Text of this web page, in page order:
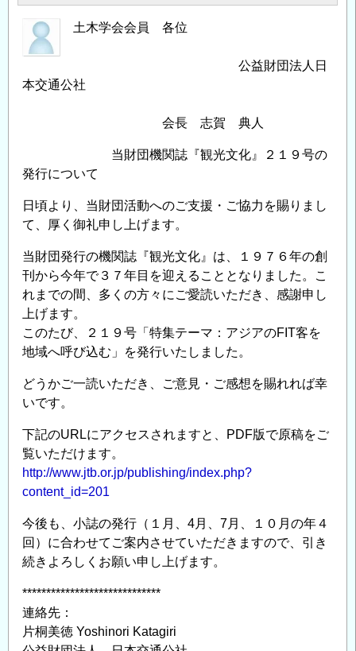
ム
を
し
土木学会会員 各位
公益財団法人日
本交通公社
会長 志賀 典人
当財団機関誌『観光文化』２１９号の
発行について
日頃より、当財団活動へのご支援・ご協力を賜りまし
て、厚く御礼申し上げます。
当財団発行の機関誌『観光文化』は、１９７６年の創
刊から今年で３７年目を迎えることとなりました。こ
れまでの間、多くの方々にご愛読いただき、感謝申し
上げます。
このたび、２１９号「特集テーマ：アジアのFIT客を
地域へ呼び込む」を発行いたしました。
どうかご一読いただき、ご意見・ご感想を賜れれば幸
いです。
下記のURLにアクセスされますと、PDF版で原稿をご
覧いただけます。
http://www.jtb.or.jp/publishing/index.php?
content_id=201
今後も、小誌の発行（１月、4月、7月、１０月の年４
回）に合わせてご案内させていただきますので、引き
続きよろしくお願い申し上げます。
*****************************
連絡先：
片桐美徳 Yoshinori Katagiri